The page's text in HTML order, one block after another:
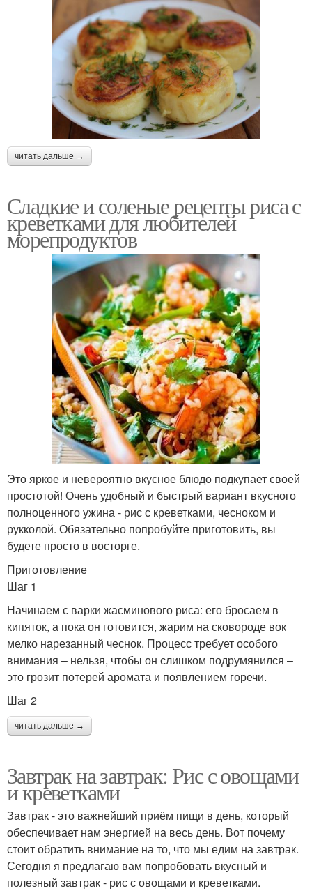
читать дальше →
Сладкие и соленые рецепты риса с
креветками для любителей
морепродуктов
Это яркое и невероятно вкусное блюдо подкупает своей
простотой! Очень удобный и быстрый вариант вкусного
полноценного ужина - рис с креветками, чесноком и
рукколой. Обязательно попробуйте приготовить, вы
будете просто в восторге.
Приготовление
Шаг 1
Начинаем с варки жасминового риса: его бросаем в
кипяток, а пока он готовится, жарим на сковороде вок
мелко нарезанный чеснок. Процесс требует особого
внимания – нельзя, чтобы он слишком подрумянился –
это грозит потерей аромата и появлением горечи.
Шаг 2
читать дальше →
Завтрак на завтрак: Рис с овощами
и креветками
Завтрак - это важнейший приём пищи в день, который
обеспечивает нам энергией на весь день. Вот почему
стоит обратить внимание на то, что мы едим на завтрак.
Сегодня я предлагаю вам попробовать вкусный и
полезный завтрак - рис с овощами и креветками.